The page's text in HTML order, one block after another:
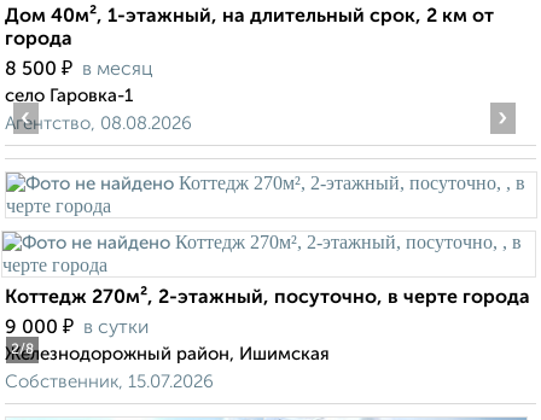
Дом 40м², 1-этажный, на длительный срок, 2 км от
города
8 500 ₽ в месяц
село Гаровка-1
Агентство, 08.08.2026
2/8
‹ ›
Коттедж 270м², 2-этажный, посуточно, в черте города
9 000 ₽ в сутки
Железнодорожный район, Ишимская
Собственник, 15.07.2026